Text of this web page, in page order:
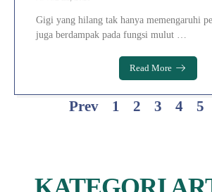
Gigi yang hilang tak hanya memengaruhi
juga berdampak pada fungsi mulut …
Read More
Prev 1 2 3 4 5